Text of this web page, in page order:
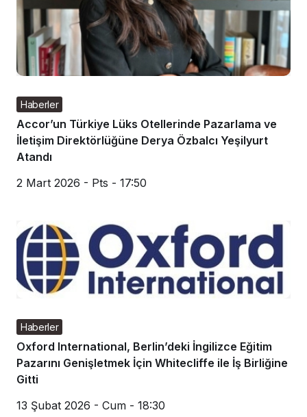
Haberler
Accor’un Türkiye Lüks Otellerinde Pazarlama ve
İletişim Direktörlüğüne Derya Özbalcı Yeşilyurt
Atandı
2 Mart 2026 - Pts - 17:50
Haberler
Oxford International, Berlin’deki İngilizce Eğitim
Pazarını Genişletmek İçin Whitecliffe ile İş Birliğine
Gitti
13 Şubat 2026 - Cum - 18:30